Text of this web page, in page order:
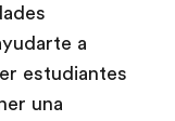
a
estudiantes
una